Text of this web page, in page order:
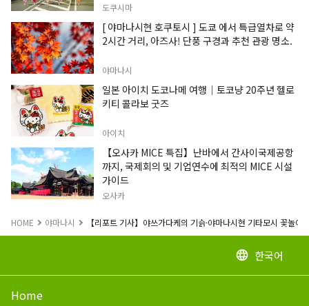
도쿠시마
[ 야마나시현 호쿠토시 ] 도쿄 에서 특급열차로 약
2시간 거리, 아즈사! 단풍 구경과 추천 관광 명소.
야마나시
일본 아이치 도코나메 여행｜토코냥 20주년 헬로
키티 콜라보 굿즈
아이치
【오사카 MICE 특집】난바에서 간사이국제공항
까지, 국제회의 및 기업연수에 최적의 MICE 시설
가이드
오사카
HOME 야마나시 【리포트 기사】야쓰가다케의 기슭·야마나시현 기타모시 꽃놀이
language 한국어
Home